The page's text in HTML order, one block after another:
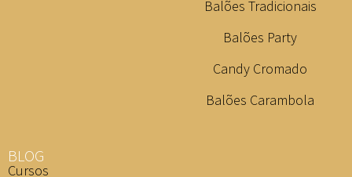
Balões Tradicionais
Balões Party
Candy Cromado
Balões Carambola
BLOG
Cursos